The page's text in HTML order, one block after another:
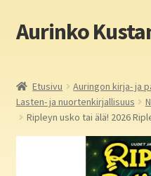
Siirry
navigointiin
Siirry
sisältöön
Aurinko
Yritys
Etusivu Auringon kirja- ja
Lasten- ja nuortenkirjallisuus
Ripleyn usko tai älä! 2026